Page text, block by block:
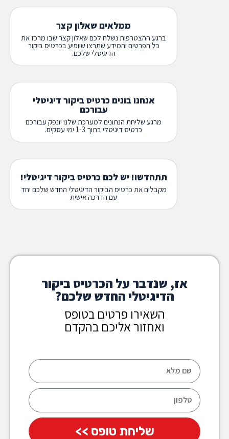
ממלאים שאלון קצר
ברגע ההצטרפות נשלח לכם שאלון קצר שבו מרכז את
כל הפרטים והמידע שתרצו שיופיע בכרטיס ביקור
הדיגיטלי שלכם.
אנחנו בונים כרטיס ביקור דיגיטלי
עבורכם
מרגע שליחת הנתונים למערכת שלנו יונפק עבורכם
כרטיס דיגיטלי בתוך 1-3 ימי עסקים.
תתחדשו! יש לכם כרטיס ביקור דיגיטלי!
מקבלים את כרטיס הביקור הדיגיטלי החדש שלכם יחד
עם הדרכה אישית
אז, שנדבר על הכרטיס ביקור
הדיגיטלי החדש שלכם?
השאירו פרטים בטופס
ואחזור אליכם בהקדם
שליחת טופס >>